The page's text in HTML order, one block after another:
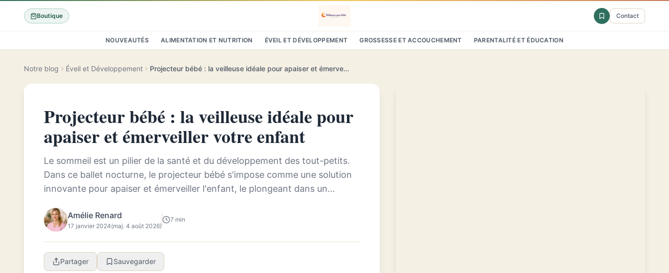
Boutique Contact
NOUVEAUTÉS ALIMENTATION ET NUTRITION ÉVEIL ET DÉVELOPPEMENT GROSSESSE ET ACCOUCHEMENT PARENTALITÉ ET ÉDUCATION
Notre blog Éveil et Développement Projecteur bébé : la veilleuse idéale pour apaiser et émerveiller votre enfant
Projecteur bébé : la veilleuse idéale pour
apaiser et émerveiller votre enfant
Le sommeil est un pilier de la santé et du développement des tout-petits.
Dans ce ballet nocturne, le projecteur bébé s'impose comme une solution
innovante pour apaiser et émerveiller l'enfant, le plongeant dans un
Amélie Renard
17 janvier 2024(maj. 4 août 2026)
7 min
Partager Sauvegarder